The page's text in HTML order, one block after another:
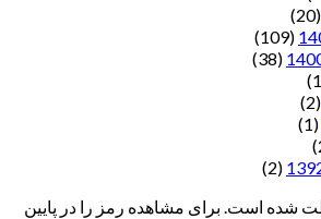
(20)
(109)
(38)
(2)
(1)
(2)
شده است. برای مشاهده رمز را در پایین